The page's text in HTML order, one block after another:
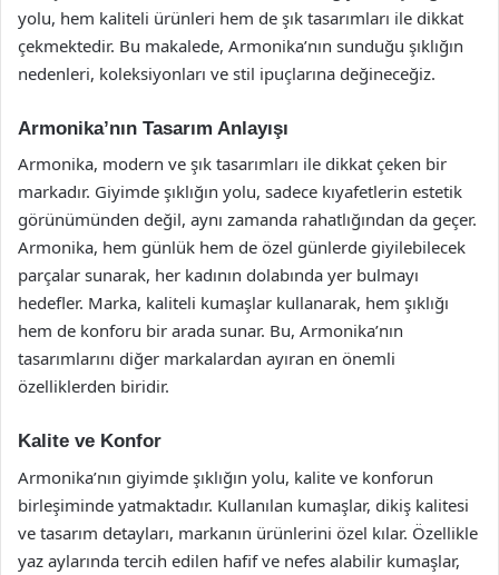
yolu, hem kaliteli ürünleri hem de şık tasarımları ile dikkat
çekmektedir. Bu makalede, Armonika’nın sunduğu şıklığın
nedenleri, koleksiyonları ve stil ipuçlarına değineceğiz.
Armonika’nın Tasarım Anlayışı
Armonika, modern ve şık tasarımları ile dikkat çeken bir
markadır. Giyimde şıklığın yolu, sadece kıyafetlerin estetik
görünümünden değil, aynı zamanda rahatlığından da geçer.
Armonika, hem günlük hem de özel günlerde giyilebilecek
parçalar sunarak, her kadının dolabında yer bulmayı
hedefler. Marka, kaliteli kumaşlar kullanarak, hem şıklığı
hem de konforu bir arada sunar. Bu, Armonika’nın
tasarımlarını diğer markalardan ayıran en önemli
özelliklerden biridir.
Kalite ve Konfor
Armonika’nın giyimde şıklığın yolu, kalite ve konforun
birleşiminde yatmaktadır. Kullanılan kumaşlar, dikiş kalitesi
ve tasarım detayları, markanın ürünlerini özel kılar. Özellikle
yaz aylarında tercih edilen hafif ve nefes alabilir kumaşlar,